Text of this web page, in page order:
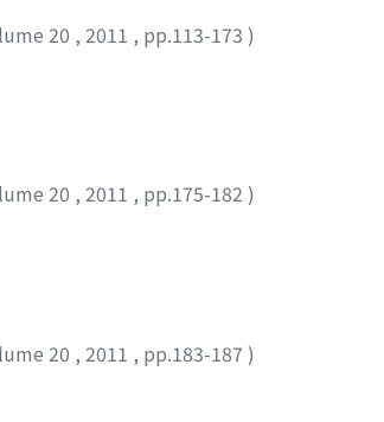
20 , 2011 , pp.113-173 )
20 , 2011 , pp.175-182 )
20 , 2011 , pp.183-187 )